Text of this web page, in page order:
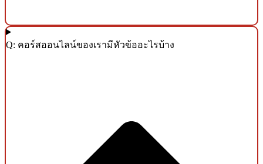
Q: คอร์สออนไลน์ของเรามีหัวข้ออะไรบ้าง